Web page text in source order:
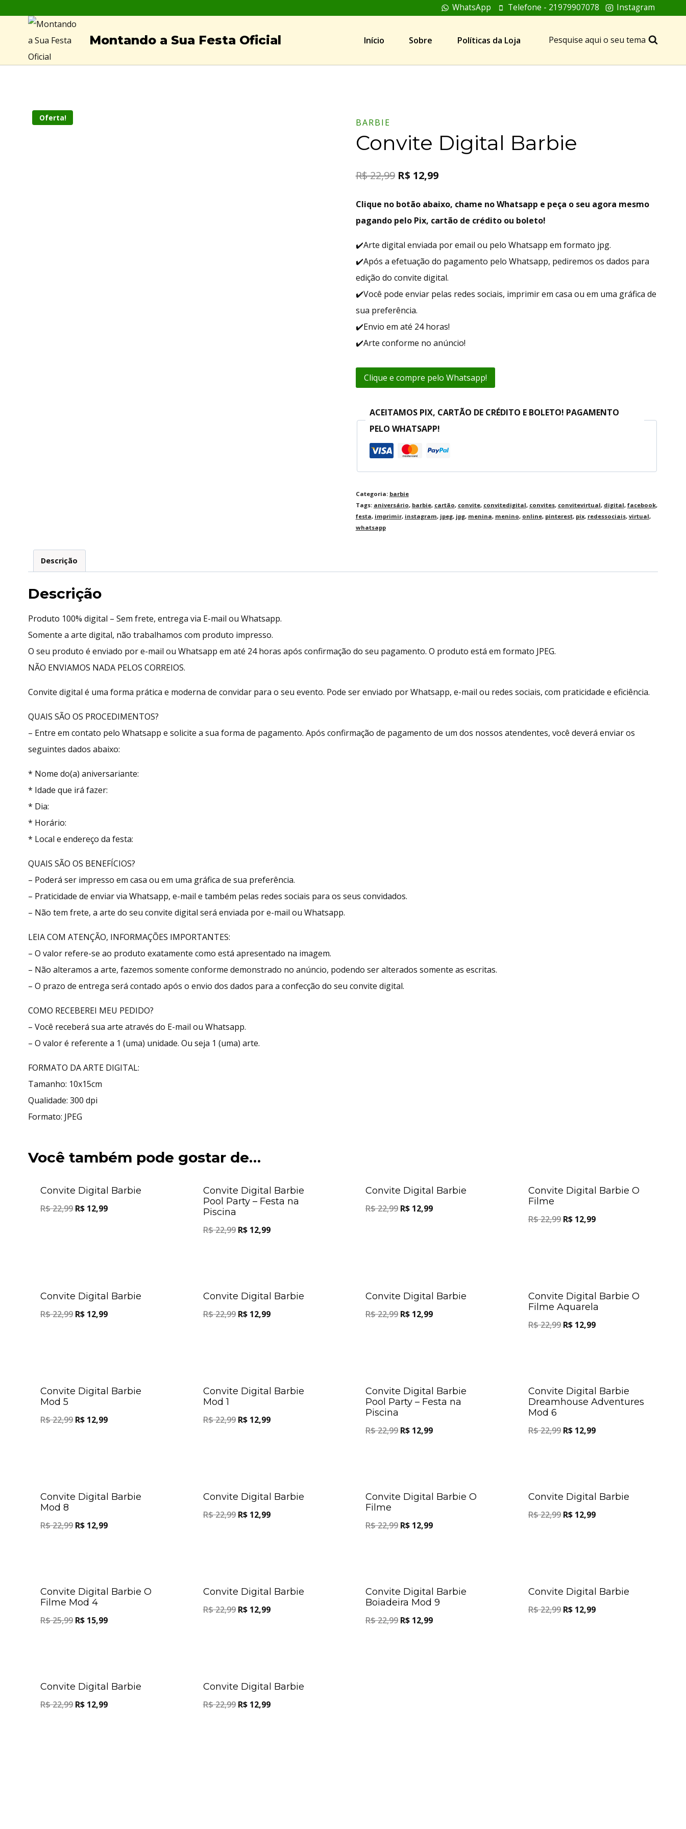
content
WhatsApp Telefone - 21979907078 Instagram
Montando a Sua Festa Oficial Início Sobre Políticas da Loja Pesquise aqui o seu tema
Oferta! BARBIE
Convite Digital Barbie
R$22,99 R$ 12,99
Clique no botão abaixo, chame no Whatsapp e peça o seu agora mesmo
pagando pelo Pix, cartão de crédito ou boleto!
✔️Arte digital enviada por email ou pelo Whatsapp em formato jpg.
✔️Após a efetuação do pagamento pelo Whatsapp, pediremos os dados para
edição do convite digital.
✔️Você pode enviar pelas redes sociais, imprimir em casa ou em uma gráfica de
sua preferência.
✔️Envio em até 24 horas!
✔️Arte conforme no anúncio!
Clique e compre pelo Whatsapp!
ACEITAMOS PIX, CARTÃO DE CRÉDITO E BOLETO! PAGAMENTO
PELO WHATSAPP!
Categoria: barbie
Tags: aniversário, barbie, cartão, convite, convitedigital, convites, convitevirtual, digital, facebook,
festa, imprimir, instagram, jpeg, jpg, menina, menino, online, pinterest, pix, redessociais, virtual,
whatsapp
Descrição
Descrição
Produto 100% digital – Sem frete, entrega via E-mail ou Whatsapp.
Somente a arte digital, não trabalhamos com produto impresso.
O seu produto é enviado por e-mail ou Whatsapp em até 24 horas após confirmação do seu pagamento. O produto está em formato JPEG.
NÃO ENVIAMOS NADA PELOS CORREIOS.
Convite digital é uma forma prática e moderna de convidar para o seu evento. Pode ser enviado por Whatsapp, e-mail ou redes sociais, com praticidade e eficiência.
QUAIS SÃO OS PROCEDIMENTOS?
– Entre em contato pelo Whatsapp e solicite a sua forma de pagamento. Após confirmação de pagamento de um dos nossos atendentes, você deverá enviar os
seguintes dados abaixo:
* Nome do(a) aniversariante:
* Idade que irá fazer:
* Dia:
* Horário:
* Local e endereço da festa:
QUAIS SÃO OS BENEFÍCIOS?
– Poderá ser impresso em casa ou em uma gráfica de sua preferência.
– Praticidade de enviar via Whatsapp, e-mail e também pelas redes sociais para os seus convidados.
– Não tem frete, a arte do seu convite digital será enviada por e-mail ou Whatsapp.
LEIA COM ATENÇÃO, INFORMAÇÕES IMPORTANTES:
– O valor refere-se ao produto exatamente como está apresentado na imagem.
– Não alteramos a arte, fazemos somente conforme demonstrado no anúncio, podendo ser alterados somente as escritas.
– O prazo de entrega será contado após o envio dos dados para a confecção do seu convite digital.
COMO RECEBEREI MEU PEDIDO?
– Você receberá sua arte através do E-mail ou Whatsapp.
– O valor é referente a 1 (uma) unidade. Ou seja 1 (uma) arte.
FORMATO DA ARTE DIGITAL:
Tamanho: 10x15cm
Qualidade: 300 dpi
Formato: JPEG
Você também pode gostar de…
Convite Digital Barbie
R$22,99 R$ 12,99
Convite Digital Barbie
Pool Party – Festa na
Piscina
R$22,99 R$12,99
Convite Digital Barbie
R$22,99 R$ 12,99
Convite Digital Barbie O
Filme
R$22,99 R$12,99
Convite Digital Barbie
R$22,99 R$ 12,99
Convite Digital Barbie
R$22,99 R$12,99
Convite Digital Barbie
R$22,99 R$ 12,99
Convite Digital Barbie O
Filme Aquarela
R$22,99 R$12,99
Convite Digital Barbie
Mod 5
R$22,99 R$ 12,99
Convite Digital Barbie
Mod 1
R$22,99 R$12,99
Convite Digital Barbie
Pool Party – Festa na
Piscina
R$22,99 R$ 12,99
Convite Digital Barbie
Dreamhouse Adventures
Mod 6
R$22,99 R$12,99
Convite Digital Barbie
Mod 8
R$22,99 R$ 12,99
Convite Digital Barbie
R$22,99 R$12,99
Convite Digital Barbie O
Filme
R$22,99 R$ 12,99
Convite Digital Barbie
R$22,99 R$12,99
Convite Digital Barbie O
Filme Mod 4
R$25,99 R$ 15,99
Convite Digital Barbie
R$22,99 R$12,99
Convite Digital Barbie
Boiadeira Mod 9
R$22,99 R$ 12,99
Convite Digital Barbie
R$22,99 R$12,99
Convite Digital Barbie
R$22,99 R$ 12,99
Convite Digital Barbie
R$22,99 R$12,99